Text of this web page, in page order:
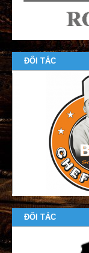
ĐỐI TÁC
ĐỐI TÁC